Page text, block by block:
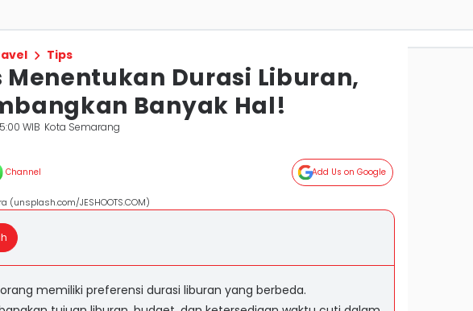
Tips
Menentukan Durasi Liburan,
Banyak Hal!
WIB Kota Semarang
Channel Add Us on Google
(unsplash.com/JESHOOTS.COM)
memiliki preferensi durasi liburan yang berbeda.